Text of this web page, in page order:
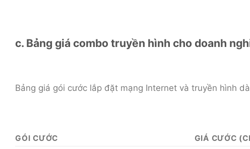
c. Bảng giá combo truyền hình cho doanh
Bảng giá gói cước lắp đặt mạng Internet và truyền hình
GÓI CƯỚC GIÁ CƯỚC